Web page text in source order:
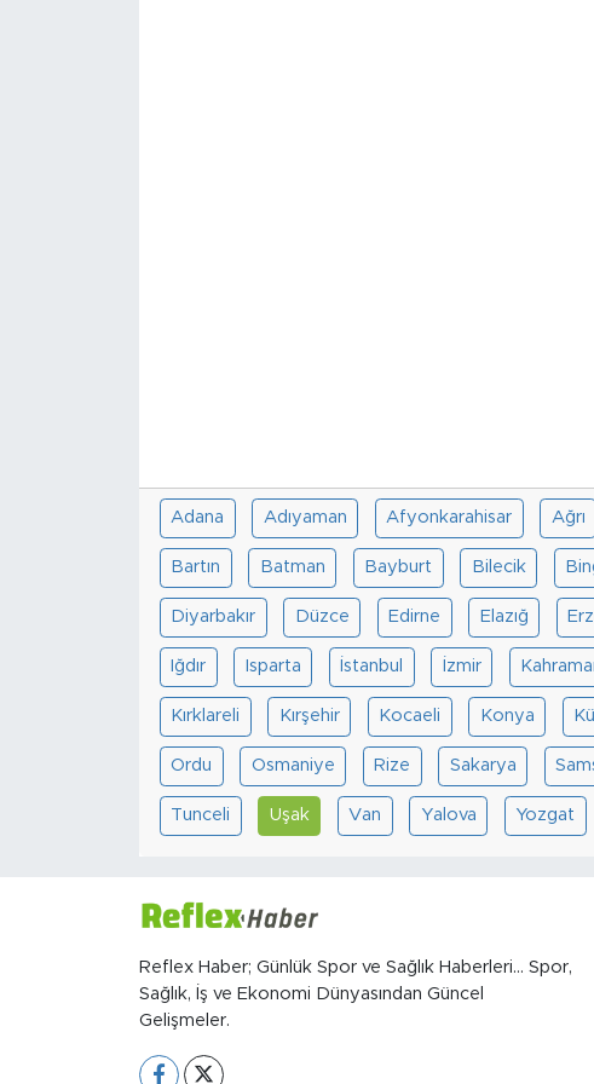
Adana Adıyaman Afyonkarahisar Ağrı
Bartın Batman Bayburt Bilecik
Diyarbakır Düzce Edirne Elazığ
Iğdır Isparta İstanbul İzmir
Kırklareli Kırşehir Kocaeli Konya
Ordu Osmaniye Rize Sakarya
Tunceli Uşak Van Yalova Yozgat
Reflex Haber; Günlük Spor ve Sağlık Haberleri... Spor,
Sağlık, İş ve Ekonomi Dünyasından Güncel
Gelişmeler.